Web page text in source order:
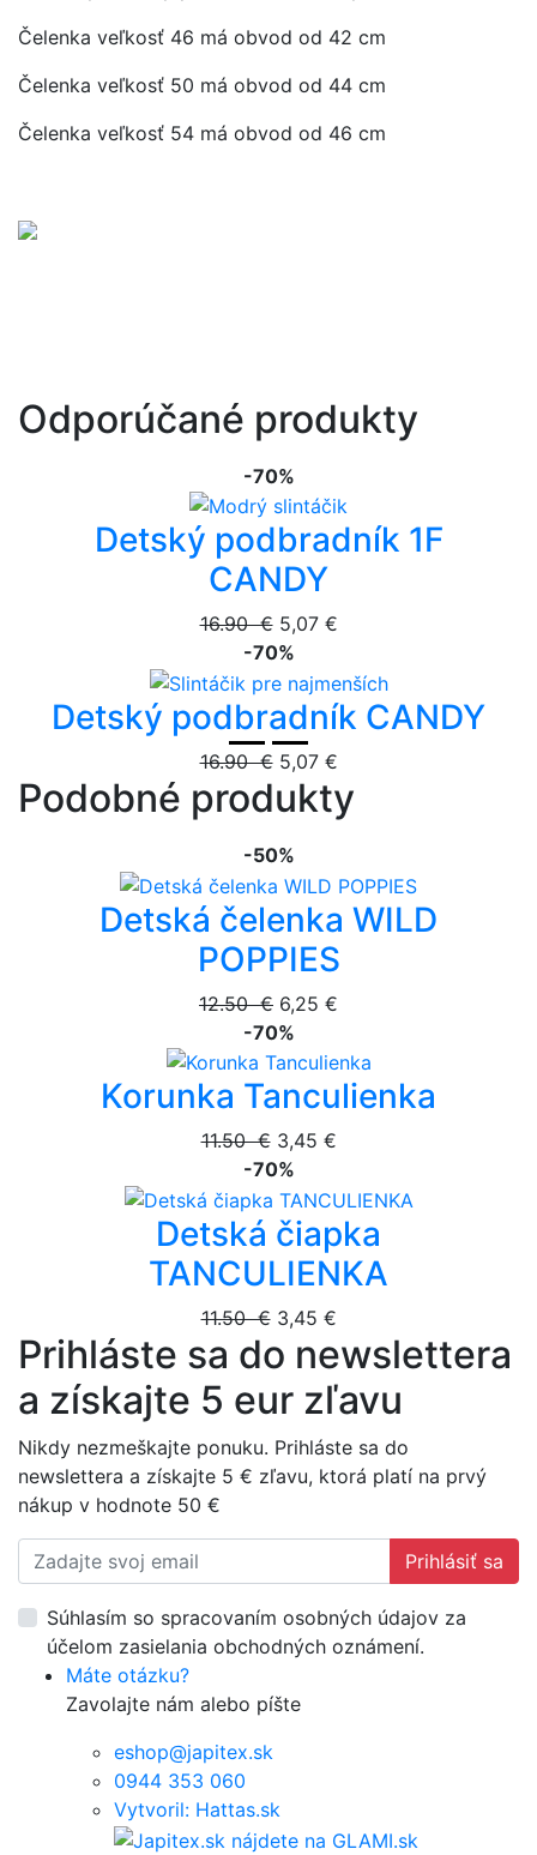
Čelenka veľkosť 46 má obvod od 42 cm
Čelenka veľkosť 50 má obvod od 44 cm
Čelenka veľkosť 54 má obvod od 46 cm
Odporúčané produkty
-70%
Detský podbradník 1F
CANDY
16.90 € 5,07 €
-70%
Detský podbradník CANDY
16.90 € 5,07 €
Podobné produkty
-50%
Detská čelenka WILD
POPPIES
12.50 € 6,25 €
-70%
Korunka Tanculienka
11.50 € 3,45 €
-70%
Detská čiapka
TANCULIENKA
11.50 € 3,45 €
Prihláste sa do newslettera
a získajte 5 eur zľavu
Nikdy nezmeškajte ponuku. Prihláste sa do
newslettera a získajte 5 € zľavu, ktorá platí na prvý
nákup v hodnote 50 €
Prihlásiť sa
Súhlasím so spracovaním osobných údajov za
účelom zasielania obchodných oznámení.
Máte otázku?
Zavolajte nám alebo píšte
eshop@japitex.sk
0944 353 060
Vytvoril: Hattas.sk